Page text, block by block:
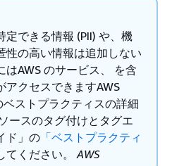
定できる情報 (PII) や、機
性の高い情報は追加しない
はAWS のサービス、 を含
アクセスできますAWS
ストプラクティスの詳細
ースのタグ付けとタグエ
ド」の 「ベストプラクティ
てください。AWS